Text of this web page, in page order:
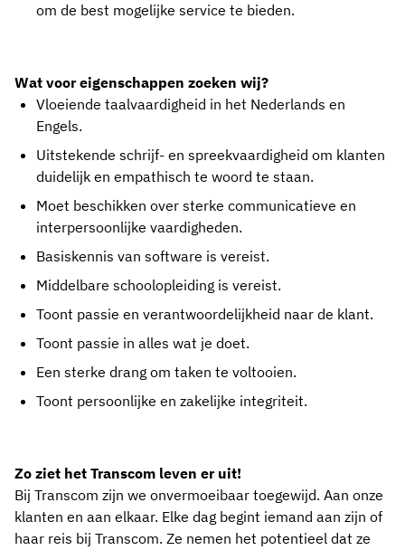
om de best mogelijke service te bieden.
Wat voor eigenschappen zoeken wij?
Vloeiende taalvaardigheid in het Nederlands en
Engels.
Uitstekende schrijf- en spreekvaardigheid om klanten
duidelijk en empathisch te woord te staan.
Moet beschikken over sterke communicatieve en
interpersoonlijke vaardigheden.
Basiskennis van software is vereist.
Middelbare schoolopleiding is vereist.
Toont passie en verantwoordelijkheid naar de klant.
Toont passie in alles wat je doet.
Een sterke drang om taken te voltooien.
Toont persoonlijke en zakelijke integriteit.
Zo ziet het Transcom leven er uit!
Bij Transcom zijn we onvermoeibaar toegewijd. Aan onze
klanten en aan elkaar. Elke dag begint iemand aan zijn of
haar reis bij Transcom. Ze nemen het potentieel dat ze